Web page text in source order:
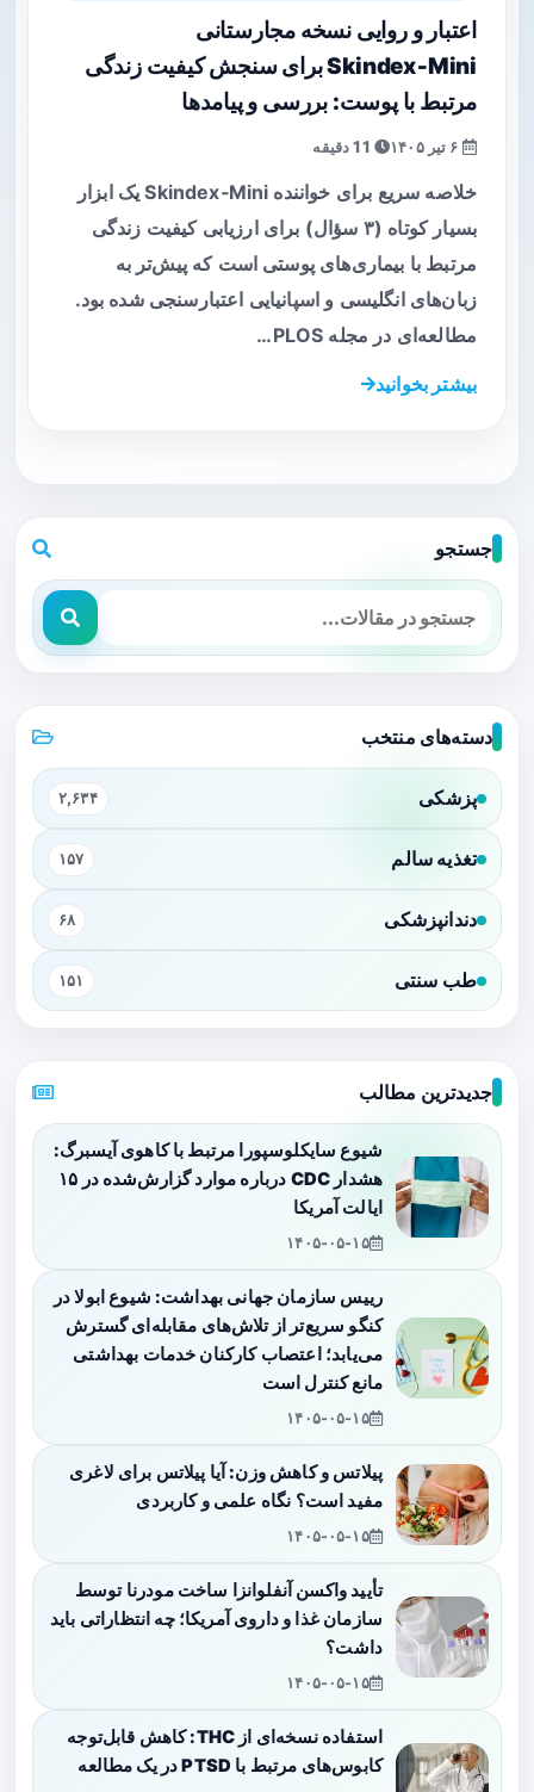
اعتبار و روایی نسخه مجارستانی
Skindex‑Mini برای سنجش کیفیت زندگی
مرتبط با پوست: بررسی و پیامدها
خلاصه سریع برای خواننده Skindex‑Mini یک ابزار
بسیار کوتاه (۳ سؤال) برای ارزیابی کیفیت زندگی
مرتبط با بیماری‌های پوستی است که پیش‌تر به
زبان‌های انگلیسی و اسپانیایی اعتبارسنجی شده بود.
مطالعه‌ای در مجله PLOS…
بیشتر بخوانید
جستجو
دسته‌های منتخب
پزشکی ۲,۶۳۴
تغذیه سالم ۱۵۷
دندانپزشکی ۶۸
طب سنتی ۱۵۱
جدیدترین مطالب
شیوع سایکلوسپورا مرتبط با کاهوی آیسبرگ:
هشدار CDC درباره موارد گزارش‌شده در ۱۵
ایالت آمریکا
۱۴۰۵-۰۵-۱۵
رییس سازمان جهانی بهداشت: شیوع ابولا در
کنگو سریع‌تر از تلاش‌های مقابله‌ای گسترش
می‌یابد؛ اعتصاب کارکنان خدمات بهداشتی
مانع کنترل است
۱۴۰۵-۰۵-۱۵
پیلاتس و کاهش وزن: آیا پیلاتس برای لاغری
مفید است؟ نگاه علمی و کاربردی
۱۴۰۵-۰۵-۱۵
تأیید واکسن آنفلوانزا ساخت مودرنا توسط
سازمان غذا و داروی آمریکا؛ چه انتظاراتی باید
داشت؟
۱۴۰۵-۰۵-۱۵
استفاده نسخه‌ای از THC: کاهش قابل‌توجه
کابوس‌های مرتبط با PTSD در یک مطالعه